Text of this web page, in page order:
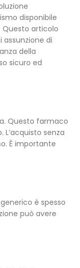
disponibile
Questo articolo
assunzione di
della
sicuro ed
Questo farmaco
senza
È importante
è spesso
può avere